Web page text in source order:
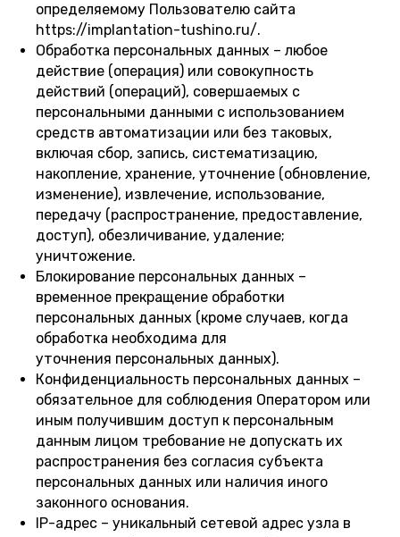
определяемому Пользователю сайта
https://implantation-tushino.ru/.
Обработка персональных данных – любое
действие (операция) или совокупность
действий (операций), совершаемых с
персональными данными с использованием
средств автоматизации или без таковых,
включая сбор, запись, систематизацию,
накопление, хранение, уточнение (обновление,
изменение), извлечение, использование,
передачу (распространение, предоставление,
доступ), обезличивание, удаление;
уничтожение.
Блокирование персональных данных –
временное прекращение обработки
персональных данных (кроме случаев, когда
обработка необходима для
уточнения персональных данных).
Конфиденциальность персональных данных –
обязательное для соблюдения Оператором или
иным получившим доступ к персональным
данным лицом требование не допускать их
распространения без согласия субъекта
персональных данных или наличия иного
законного основания.
IP-адрес – уникальный сетевой адрес узла в